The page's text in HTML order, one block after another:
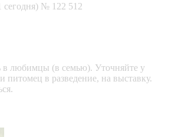
сегодня) № 122 512
в любимцы (в семью). Уточняйте у
питомец в разведение, на выставку.